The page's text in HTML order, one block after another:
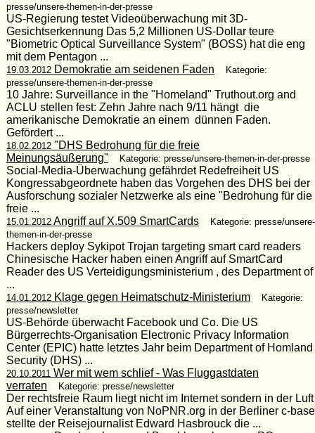
presse/unsere-themen-in-der-presse
US-Regierung testet Videoüberwachung mit 3D-
Gesichtserkennung Das 5,2 Millionen US-Dollar teure
"Biometric Optical Surveillance System" (BOSS) hat die eng
mit dem Pentagon ...
19.03.2012Demokratie am seidenen Faden
Kategorie:
presse/unsere-themen-in-der-presse
10 Jahre: Surveillance in the "Homeland" Truthout.org and
ACLU stellen fest: Zehn Jahre nach 9/11 hängt die
amerikanische Demokratie an einem dünnen Faden.
Gefördert ...
18.02.2012"DHS Bedrohung für die freie
Meinungsäußerung"
Kategorie: presse/unsere-themen-in-der-presse
Social-Media-Überwachung gefährdet Redefreiheit US
Kongressabgeordnete haben das Vorgehen des DHS bei der
Ausforschung sozialer Netzwerke als eine "Bedrohung für die
freie ...
15.01.2012Angriff auf X.509 SmartCards
Kategorie: presse/unsere-
themen-in-der-presse
Hackers deploy Sykipot Trojan targeting smart card readers
Chinesische Hacker haben einen Angriff auf SmartCard
Reader des US Verteidigungsministerium , des Department of
...
14.01.2012Klage gegen Heimatschutz-Ministerium
Kategorie:
presse/newsletter
US-Behörde überwacht Facebook und Co. Die US
Bürgerrechts-Organisation Electronic Privacy Information
Center (EPIC) hatte letztes Jahr beim Department of Homland
Security (DHS) ...
20.10.2011 Wer mit wem schlief - Was Fluggastdaten
verraten
Kategorie: presse/newsletter
Der rechtsfreie Raum liegt nicht im Internet sondern in der Luft
Auf einer Veranstaltung von NoPNR.org in der Berliner c-base
stellte der Reisejournalist Edward Hasbrouck die ...